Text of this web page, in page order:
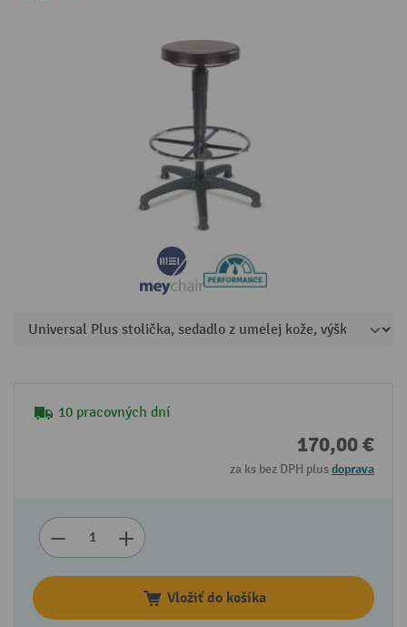
10 pracovných dní
170,00 €
za ks bez DPH plusdoprava
Vložiť do košíka